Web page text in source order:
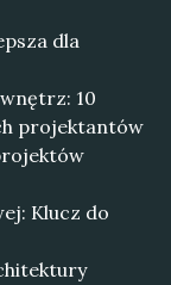
dla
10
projektantów
Klucz do